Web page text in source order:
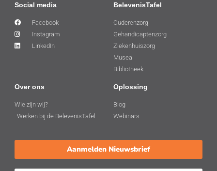
Social media
Facebook
Instagram
LinkedIn
BelevenisTafel
Ouderenzorg
Gehandicaptenzorg
Ziekenhuiszorg
Musea
Bibliotheek
Over ons
Wie zijn wij?
Werken bij de BelevenisTafel
Oplossing
Blog
Webinars
Aanmelden Nieuwsbrief